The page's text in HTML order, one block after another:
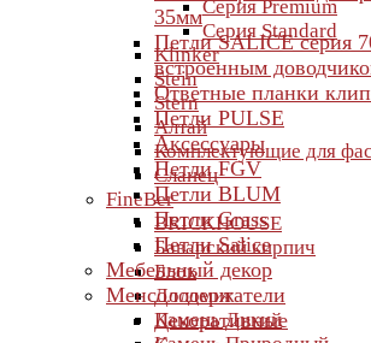
Серия Premium
Серия Standard
Klinker
Stein
Stern
Алтай
Комплектующие для
Сланец
FineBer
BRICKHOUSE
Баварский кирпич
Блок
Доломит
Камень Дикий
35мм
Петли SALICE серия
встроенным
Ответные планки
Петли PULSE
Аксессуары
Петли FGV
Петли BLUM
Петли Grass
Петли Salice
Мебельный декор
Менсолодержатели
Декоративные